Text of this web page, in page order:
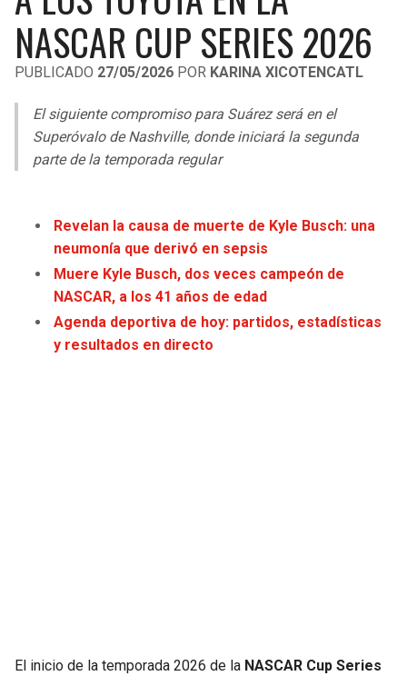
LIGA DE EXPANSIÓN MX
LEAGUES CUP
UEFA EUROPA LEAGUE
UEFA CONFERENCE LEAGUE
COPA LIBERTADORES
COPA SUDAMERICANA
OTRAS LIGAS
RAIDERS
RAVENS
BROWNS
STEELERS
TEXANS
COMMANDERS
CAVALIERS
PACERS
HAWKS
HORNETS
HEAT
KINGS
NASCAR CUP SERIES 2026
PUBLICADO 27/05/2026 POR KARINA XICOTENCATL
El siguiente compromiso para Suárez será en el
Superóvalo de Nashville, donde iniciará la segunda
parte de la temporada regular
Revelan la causa de muerte de Kyle Busch: una
neumonía que derivó en sepsis
Muere Kyle Busch, dos veces campeón de
NASCAR, a los 41 años de edad
Agenda deportiva de hoy: partidos, estadísticas
y resultados en directo
El inicio de la temporada 2026 de la NASCAR Cup Series